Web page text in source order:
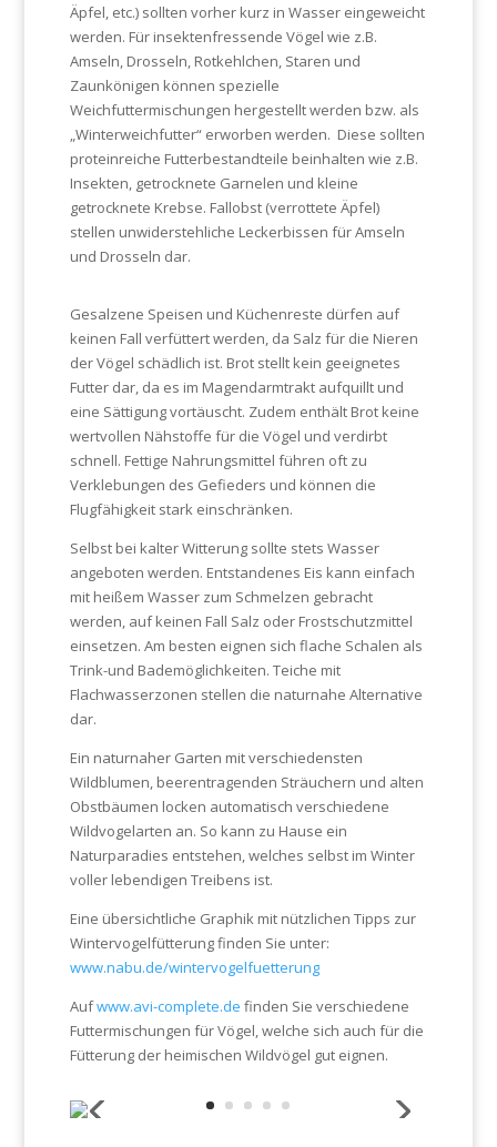
Äpfel, etc.) sollten vorher kurz in Wasser eingeweicht
werden. Für insektenfressende Vögel wie z.B.
Amseln, Drosseln, Rotkehlchen, Staren und
Zaunkönigen können spezielle
Weichfuttermischungen hergestellt werden bzw. als
„Winterweichfutter“ erworben werden. Diese sollten
proteinreiche Futterbestandteile beinhalten wie z.B.
Insekten, getrocknete Garnelen und kleine
getrocknete Krebse. Fallobst (verrottete Äpfel)
stellen unwiderstehliche Leckerbissen für Amseln
und Drosseln dar.
Gesalzene Speisen und Küchenreste dürfen auf
keinen Fall verfüttert werden, da Salz für die Nieren
der Vögel schädlich ist. Brot stellt kein geeignetes
Futter dar, da es im Magendarmtrakt aufquillt und
eine Sättigung vortäuscht. Zudem enthält Brot keine
wertvollen Nähstoffe für die Vögel und verdirbt
schnell. Fettige Nahrungsmittel führen oft zu
Verklebungen des Gefieders und können die
Flugfähigkeit stark einschränken.
Selbst bei kalter Witterung sollte stets Wasser
angeboten werden. Entstandenes Eis kann einfach
mit heißem Wasser zum Schmelzen gebracht
werden, auf keinen Fall Salz oder Frostschutzmittel
einsetzen. Am besten eignen sich flache Schalen als
Trink-und Bademöglichkeiten. Teiche mit
Flachwasserzonen stellen die naturnahe Alternative
dar.
Ein naturnaher Garten mit verschiedensten
Wildblumen, beerentragenden Sträuchern und alten
Obstbäumen locken automatisch verschiedene
Wildvogelarten an. So kann zu Hause ein
Naturparadies entstehen, welches selbst im Winter
voller lebendigen Treibens ist.
Eine übersichtliche Graphik mit nützlichen Tipps zur
Wintervogelfütterung finden Sie unter:
www.nabu.de/wintervogelfuetterung
Aufwww.avi-complete.de finden Sie verschiedene
Futtermischungen für Vögel, welche sich auch für die
Fütterung der heimischen Wildvögel gut eignen.